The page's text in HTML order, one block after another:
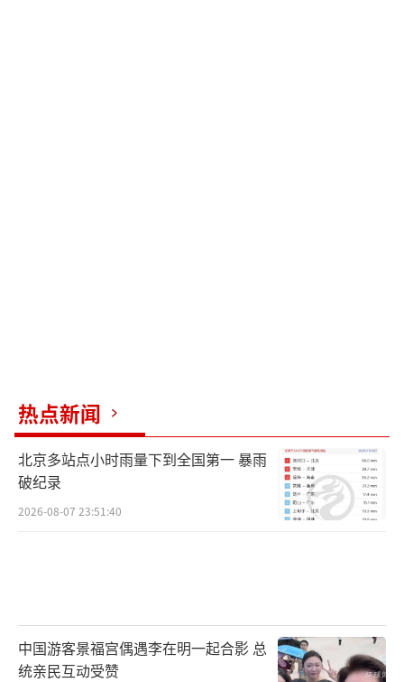
热点新闻
北京多站点小时雨量下到全国第一 暴雨
破纪录
2026-08-07 23:51:40
中国游客景福宫偶遇李在明一起合影 总
统亲民互动受赞